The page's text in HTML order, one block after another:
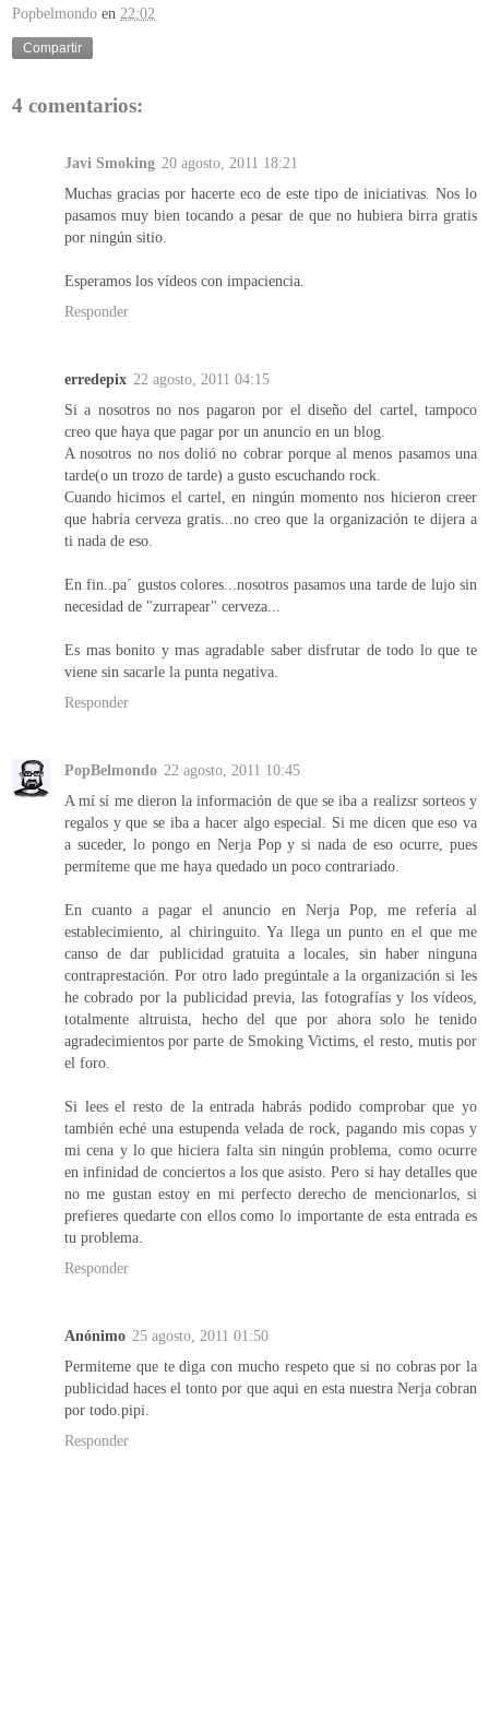
Popbelmondo en 22:02
Compartir
4 comentarios:
Javi Smoking 20 agosto, 2011 18:21
Muchas gracias por hacerte eco de este tipo de iniciativas. Nos lo
pasamos muy bien tocando a pesar de que no hubiera birra gratis
por ningún sitio.
Esperamos los vídeos con impaciencia.
Responder
erredepix 22 agosto, 2011 04:15
Si a nosotros no nos pagaron por el diseño del cartel, tampoco
creo que haya que pagar por un anuncio en un blog.
A nosotros no nos dolió no cobrar porque al menos pasamos una
tarde(o un trozo de tarde) a gusto escuchando rock.
Cuando hicimos el cartel, en ningún momento nos hicieron creer
que habría cerveza gratis...no creo que la organización te dijera a
ti nada de eso.
En fin..pa´ gustos colores...nosotros pasamos una tarde de lujo sin
necesidad de "zurrapear" cerveza...
Es mas bonito y mas agradable saber disfrutar de todo lo que te
viene sin sacarle la punta negativa.
Responder
PopBelmondo 22 agosto, 2011 10:45
A mí sí me dieron la información de que se iba a realizsr sorteos y
regalos y que se iba a hacer algo especial. Si me dicen que eso va
a suceder, lo pongo en Nerja Pop y si nada de eso ocurre, pues
permíteme que me haya quedado un poco contrariado.
En cuanto a pagar el anuncio en Nerja Pop, me refería al
establecimiento, al chiringuito. Ya llega un punto en el que me
canso de dar publicidad gratuita a locales, sin haber ninguna
contraprestación. Por otro lado pregúntale a la organización si les
he cobrado por la publicidad previa, las fotografías y los vídeos,
totalmente altruista, hecho del que por ahora solo he tenido
agradecimientos por parte de Smoking Victims, el resto, mutis por
el foro.
Si lees el resto de la entrada habrás podido comprobar que yo
también eché una estupenda velada de rock, pagando mis copas y
mi cena y lo que hiciera falta sin ningún problema, como ocurre
en infinidad de conciertos a los que asisto. Pero si hay detalles que
no me gustan estoy en mi perfecto derecho de mencionarlos, si
prefieres quedarte con ellos como lo importante de esta entrada es
tu problema.
Responder
Anónimo 25 agosto, 2011 01:50
Permiteme que te diga con mucho respeto que si no cobras por la
publicidad haces el tonto por que aqui en esta nuestra Nerja cobran
por todo.pipi.
Responder